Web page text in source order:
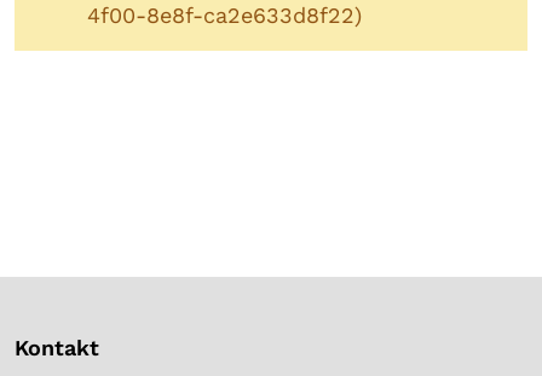
4f00-8e8f-ca2e633d8f22)
Kontakt